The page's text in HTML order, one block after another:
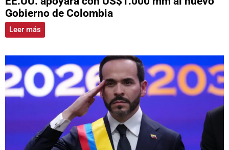
Gobierno de Colombia
Leer más